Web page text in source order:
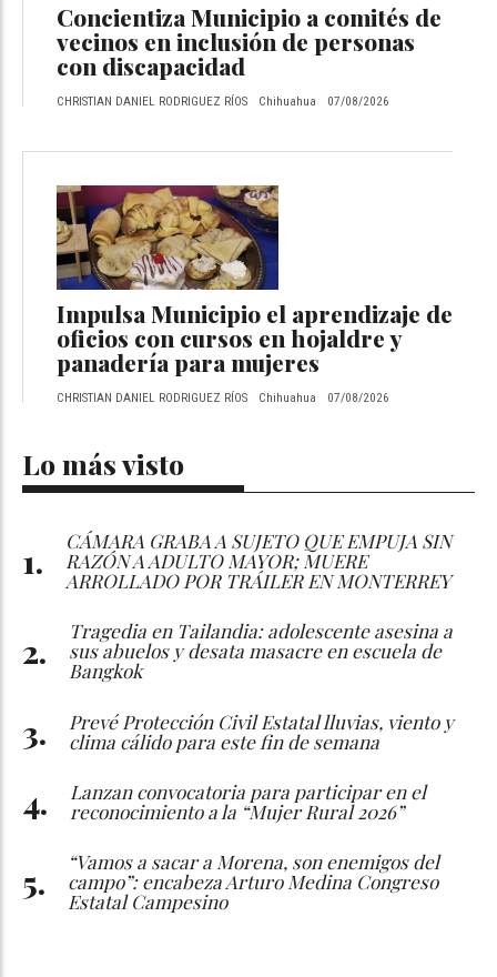
Concientiza Municipio a comités de
vecinos en inclusión de personas
con discapacidad
CHRISTIAN DANIEL RODRIGUEZ RÍOS Chihuahua 07/08/2026
Impulsa Municipio el aprendizaje de
oficios con cursos en hojaldre y
panadería para mujeres
CHRISTIAN DANIEL RODRIGUEZ RÍOS Chihuahua 07/08/2026
Lo más visto
CÁMARA GRABA A SUJETO QUE EMPUJA SIN
RAZÓN A ADULTO MAYOR; MUERE
ARROLLADO POR TRÁILER EN MONTERREY
Tragedia en Tailandia: adolescente asesina a
sus abuelos y desata masacre en escuela de
Bangkok
Prevé Protección Civil Estatal lluvias, viento y
clima cálido para este fin de semana
Lanzan convocatoria para participar en el
reconocimiento a la “Mujer Rural 2026”
“Vamos a sacar a Morena, son enemigos del
campo”: encabeza Arturo Medina Congreso
Estatal Campesino